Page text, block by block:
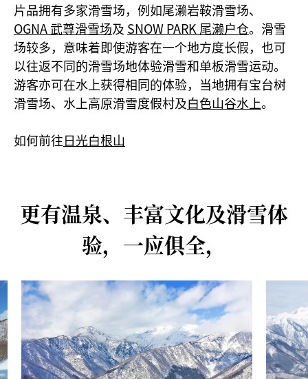
片品拥有多家滑雪场，例如尾濑岩鞍滑雪场、
OGNA 武尊滑雪场及 SNOW PARK 尾濑户仓。滑雪
场较多，意味着即使游客在一个地方度长假，也可
以往返不同的滑雪场地体验滑雪和单板滑雪运动。
游客亦可在水上获得相同的体验，当地拥有宝台树
滑雪场、水上高原滑雪度假村及白色山谷水上。
如何前往日光白根山
更有温泉、丰富文化及滑雪体
验，一应俱全，